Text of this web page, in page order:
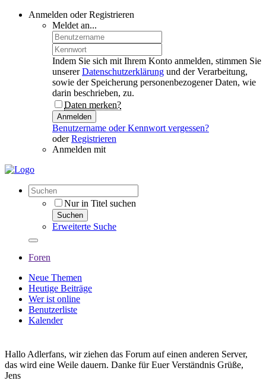
Anmelden oder Registrieren
Meldet an...
Indem Sie sich mit Ihrem Konto anmelden, stimmen Sie
unsererDatenschutzerklärung und der Verarbeitung,
sowie der Speicherung personenbezogener Daten, wie
darin beschrieben, zu.
Daten merken?
Anmelden
Benutzername oder Kennwort vergessen?
oderRegistrieren
Anmelden mit
Nur in Titel suchen
Suchen
Erweiterte Suche
Foren
Neue Themen
Heutige Beiträge
Wer ist online
Benutzerliste
Kalender
Hallo Adlerfans, wir ziehen das Forum auf einen anderen Server,
das wird eine Weile dauern. Danke für Euer Verständnis Grüße,
Jens